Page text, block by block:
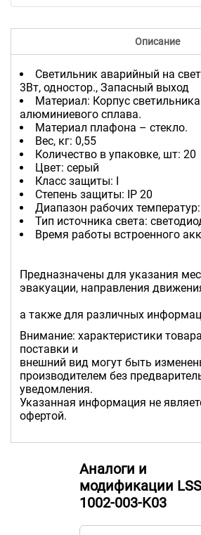
Описание
Светильник аварийный на
3Вт, одностор., Запасный выход
Материал: Корпус
алюминиевого сплава.
Материал плафона – стекло.
Вес, кг: 0,55
Количество в упаковке, шт: 20
Цвет: серый
Класс защиты: I
Степень защиты: IP 20
Диапазон рабочих
Тип источника света:
Время работы встроенного
Предназначены для указания
эвакуации, направления
а также для различных
Внимание: характеристики
поставки и
внешний вид могут быть
производителем без
уведомления.
Указанная информация не
офертой.
Аналоги и
модификации
1002-003-K03